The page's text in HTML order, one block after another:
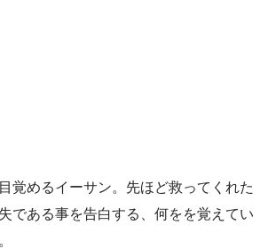
覚めるイーサン。先ほど救ってくれた
である事を告白する、何をを覚えてい